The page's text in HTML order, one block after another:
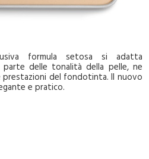
formula setosa si adatta
delle tonalità della pelle, ne
prestazioni del fondotinta. Il nuovo
e pratico.